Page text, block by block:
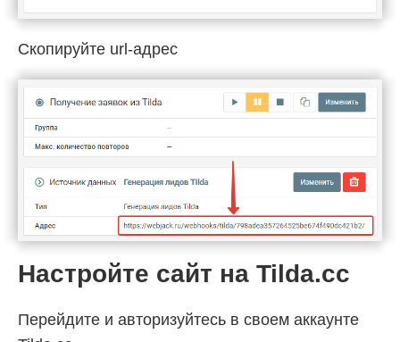
Скопируйте url-адрес
Настройте сайт на Tilda.cc
Перейдите и авторизуйтесь в своем аккаунте